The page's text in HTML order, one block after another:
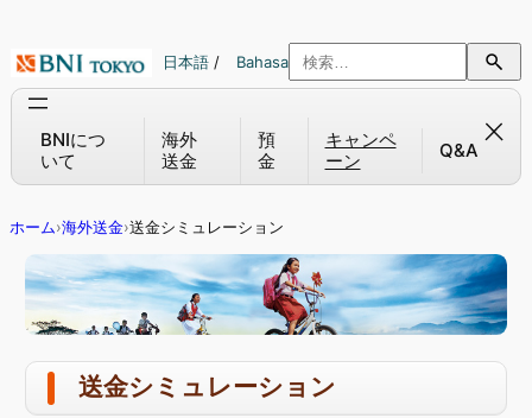
を
日本語 / Bahasa
BNIにつ
いて
海外
送金
預
金
キャンペ
ーン
Q&A
ホーム›海外送金›送金シミュレーション
送金シミュレーション